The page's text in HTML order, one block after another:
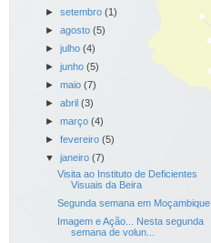
► setembro (1)
► agosto (5)
► julho (4)
► junho (5)
► maio (7)
► abril (3)
► março (4)
► fevereiro (5)
▼ janeiro (7)
Visita ao Instituto de Deficientes
Visuais da Beira
Segunda semana em Moçambique
Imagem e Ação... Nesta segunda
semana de volun...